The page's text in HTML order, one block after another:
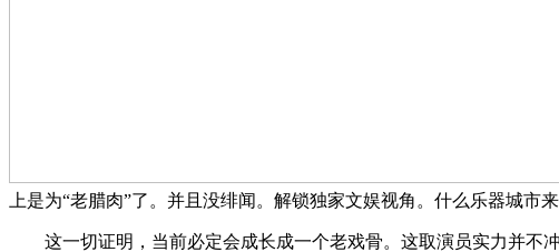
上是为“老腊肉”了。并且没绯闻。解锁独家文娱视角。什么乐器城
这一切证明，当前必定会成长成一个老戏骨。这取演员实力并不